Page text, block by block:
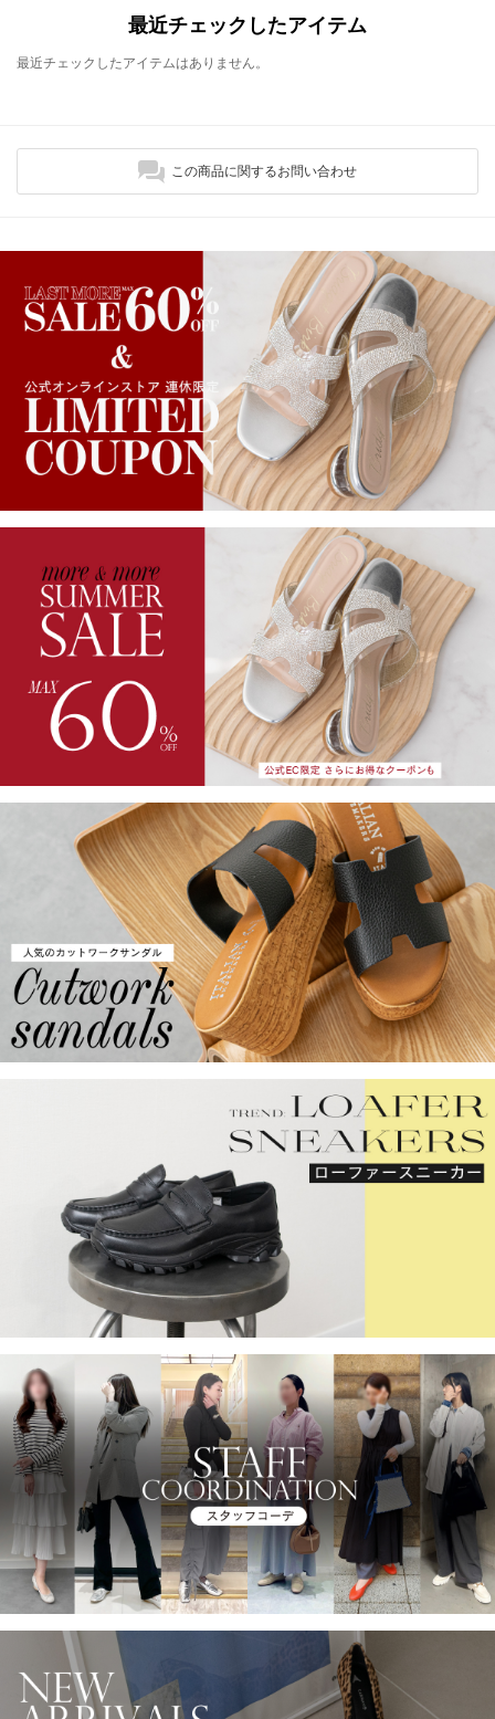
最近チェックしたアイテム
最近チェックしたアイテムはありません。
この商品に関するお問い合わせ